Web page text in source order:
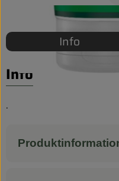
Firmenkunden
#52316 9,49 €/
Info
Info
.